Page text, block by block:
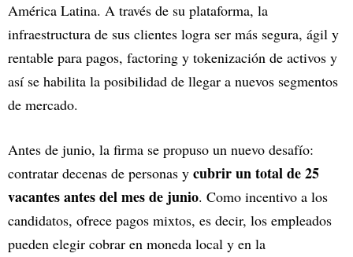
América Latina. A través de su plataforma, la
infraestructura de sus clientes logra ser más segura, ágil y
rentable para pagos, factoring y tokenización de activos y
así se habilita la posibilidad de llegar a nuevos segmentos
de mercado.
Antes de junio, la firma se propuso un nuevo desafío:
contratar decenas de personas y cubrir un total de 25
vacantes antes del mes de junio. Como incentivo a los
candidatos, ofrece pagos mixtos, es decir, los empleados
pueden elegir cobrar en moneda local y en la